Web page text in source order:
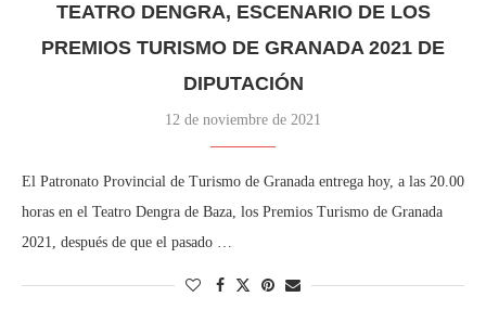
TEATRO DENGRA, ESCENARIO DE LOS
PREMIOS TURISMO DE GRANADA 2021 DE
DIPUTACIÓN
12 de noviembre de 2021
El Patronato Provincial de Turismo de Granada entrega hoy, a las 20.00
horas en el Teatro Dengra de Baza, los Premios Turismo de Granada
2021, después de que el pasado …